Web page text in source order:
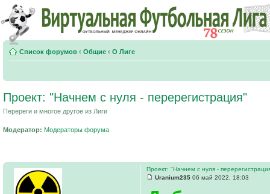
Список форумов ‹ Общие ‹ О Лиге
Проект: "Начнем с нуля - перерегистрация"
Перереги и многое другое из Лиги
Модератор: Модераторы форума
Проект: "Начнем с нуля -
Uranium235 06 май 2022, 18:03